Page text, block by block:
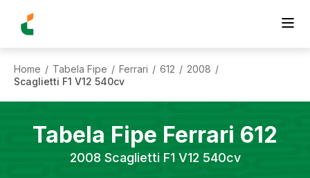
Home / Tabela Fipe / Ferrari / 612 / 2008 /
Scaglietti F1 V12 540cv
Tabela Fipe Ferrari 612
2008 Scaglietti F1 V12 540cv